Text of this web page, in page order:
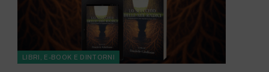
LIBRI, E-BOOK E DINTORNI